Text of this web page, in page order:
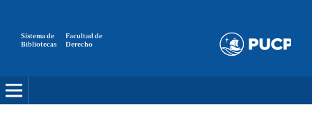
Sistema de
Bibliotecas
Facultad de
Derecho